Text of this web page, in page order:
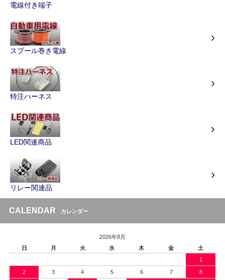
電線付き端子
スプール巻き電線
特注ハーネス
LED関連商品
リレー関連品
CALENDAR カレンダー
2026年8月
日
月 火 水 木 金
土
1
2 3 4 5 6 7 8